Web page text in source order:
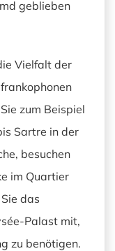
geblieben
Vielfalt der
zum Beispiel
Sartre in der
besuchen
im Quartier
das
Palast mit,
zu benötigen.